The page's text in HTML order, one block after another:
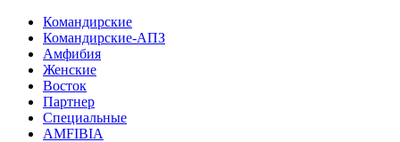
Командирские
Командирские-АПЗ
Амфибия
Женские
Восток
Партнер
Специальные
AMFIBIA